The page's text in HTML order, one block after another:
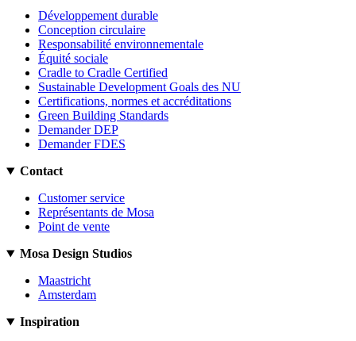
Développement durable
Conception circulaire
Responsabilité environnementale
Équité sociale
Cradle to Cradle Certified
Sustainable Development Goals des NU
Certifications, normes et accréditations
Green Building Standards
Demander DEP
Demander FDES
Contact
Customer service
Représentants de Mosa
Point de vente
Mosa Design Studios
Maastricht
Amsterdam
Inspiration